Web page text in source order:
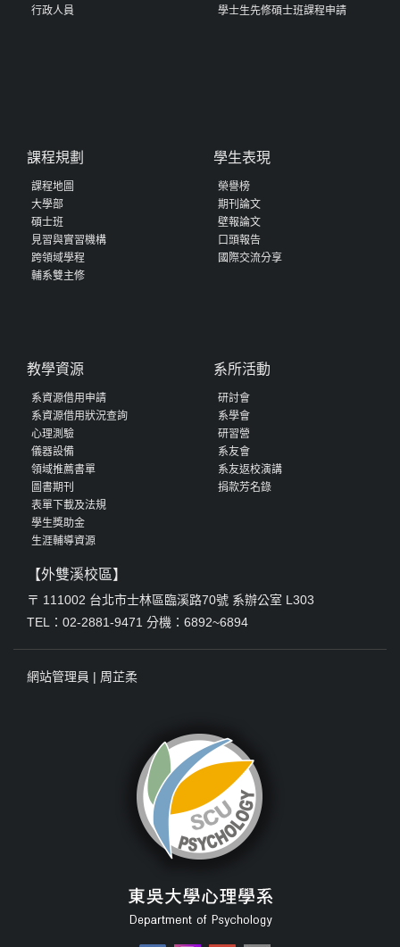
行政人員
學士生先修碩士班課程申請
課程規劃
課程地圖
大學部
碩士班
見習與實習機構
跨領域學程
輔系雙主修
學生表現
榮譽榜
期刊論文
壁報論文
口頭報告
國際交流分享
教學資源
系資源借用申請
系資源借用狀況查詢
心理測驗
儀器設備
領域推薦書單
圖書期刊
表單下載及法規
學生獎助金
生涯輔導資源
系所活動
研討會
系學會
研習營
系友會
系友返校演講
捐款芳名錄
【外雙溪校區】
〒 111002 台北市士林區臨溪路70號 系辦公室 L303
TEL：02-2881-9471 分機：6892~6894
網站管理員 | 周芷柔